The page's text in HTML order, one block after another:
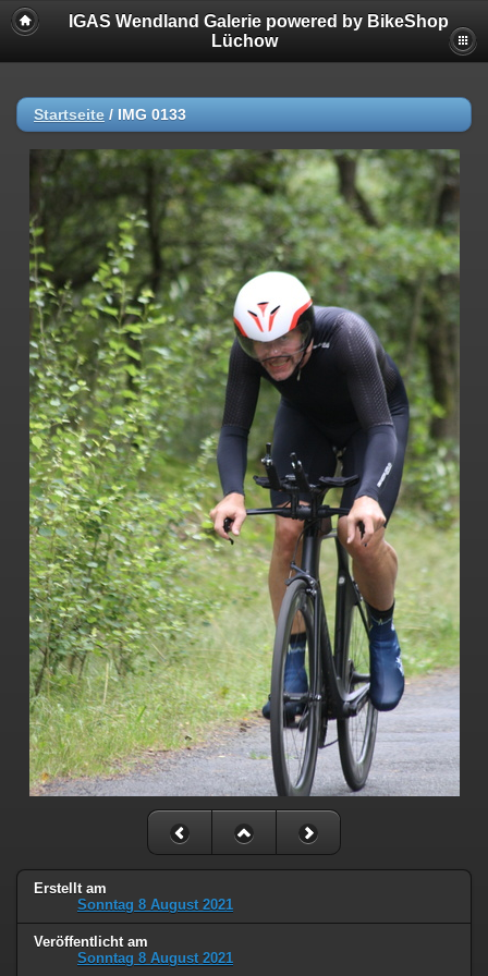
IGAS Wendland Galerie powered by BikeShop
Lüchow
Startseite / IMG 0133
Erstellt am
Sonntag 8 August 2021
Veröffentlicht am
Sonntag 8 August 2021